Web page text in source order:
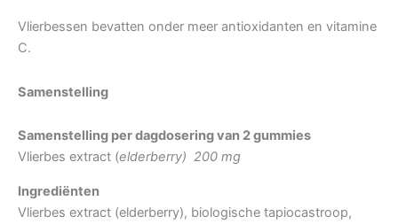
Vlierbessen bevatten onder meer antioxidanten en vitamine
C.
Samenstelling
Samenstelling per dagdosering van 2 gummies
Vlierbes extract (elderberry) 200 mg
Ingrediënten
Vlierbes extract (elderberry), biologische tapiocastroop,